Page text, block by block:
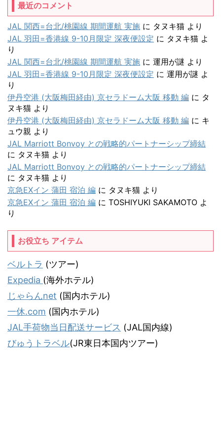
最近のコメント
JAL 関西=台北/桃園線 期間運航 実施 に タヌキ猫 より
JAL 羽田=香港線 9-10月限定 深夜便設定 に タヌキ猫 よ
り
JAL 関西=台北/桃園線 期間運航 実施 に 運用が謎 より
JAL 羽田=香港線 9-10月限定 深夜便設定 に 運用が謎 よ
り
伊丹空港 (大阪梅田経由) 京セラドーム大阪 移動 編 に タ
ヌキ猫 より
伊丹空港 (大阪梅田経由) 京セラドーム大阪 移動 編 に キ
ュウ親 より
JAL Marriott Bonvoy との戦略的パートナーシップ締結
に タヌキ猫 より
JAL Marriott Bonvoy との戦略的パートナーシップ締結
に タヌキ猫 より
京急EXイン 蒲田 宿泊 編 に タヌキ猫 より
京急EXイン 蒲田 宿泊 編 に TOSHIYUKI SAKAMOTO よ
り
お役立ち アイテム
ベルトラ (ツアー)
Expedia (海外ホテル)
じゃらんnet (国内ホテル)
一休.com (国内ホテル)
JAL手荷物当日配送サービス (JAL国内線)
びゅうトラベル(JR東日本国内ツアー)